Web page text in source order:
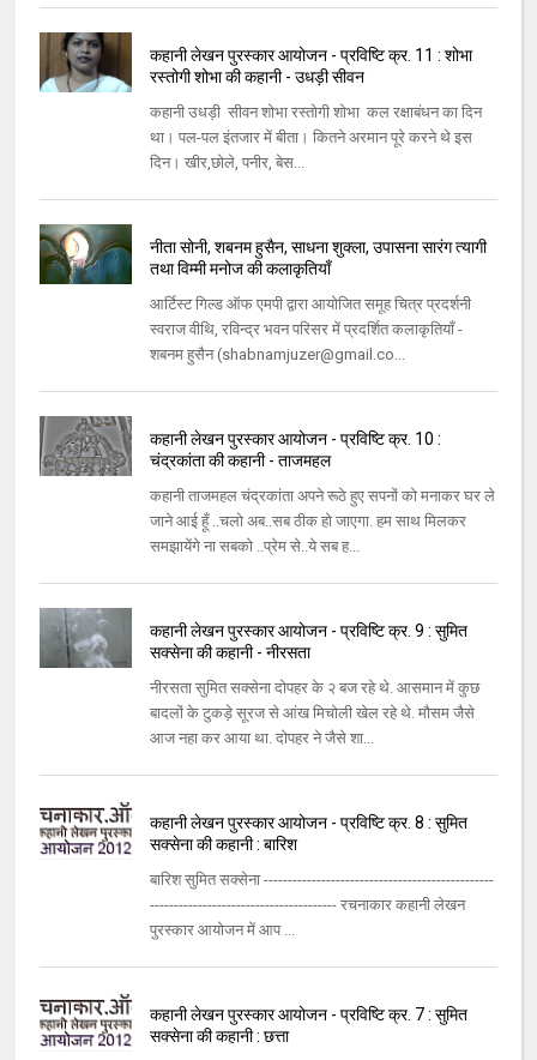
कहानी लेखन पुरस्कार आयोजन - प्रविष्टि क्र. 11 : शोभा
रस्तोगी शोभा की कहानी - उधड़ी सीवन
कहानी उधड़ी सीवन शोभा रस्तोगी शोभा कल रक्षाबंधन का दिन
था। पल-पल इंतजार में बीता। कितने अरमान पूरे करने थे इस
दिन। खीर,छोले, पनीर, बेस...
नीता सोनी, शबनम हुसैन, साधना शुक्ला, उपासना सारंग त्यागी
तथा विम्मी मनोज की कलाकृतियाँ
आर्टिस्ट गिल्ड ऑफ एमपी द्वारा आयोजित समूह चित्र प्रदर्शनी
स्वराज वीथि, रविन्द्र भवन परिसर में प्रदर्शित कलाकृतियाँ -
शबनम हुसैन (shabnamjuzer@gmail.co...
कहानी लेखन पुरस्कार आयोजन - प्रविष्टि क्र. 10 :
चंद्रकांता की कहानी - ताजमहल
कहानी ताजमहल चंद्रकांता अपने रूठे हुए सपनों को मनाकर घर ले
जाने आई हूँ ..चलो अब..सब ठीक हो जाएगा. हम साथ मिलकर
समझायेंगे ना सबको ..प्रेम से..ये सब ह...
कहानी लेखन पुरस्कार आयोजन - प्रविष्टि क्र. 9 : सुमित
सक्सेना की कहानी - नीरसता
नीरसता सुमित सक्सेना दोपहर के २ बज रहे थे. आसमान में कुछ
बादलों के टुकड़े सूरज से आंख मिचोली खेल रहे थे. मौसम जैसे
आज नहा कर आया था. दोपहर ने जैसे शा...
कहानी लेखन पुरस्कार आयोजन - प्रविष्टि क्र. 8 : सुमित
सक्सेना की कहानी : बारिश
बारिश सुमित सक्सेना ------------------------------------------------
--------------------------------------- रचनाकार कहानी लेखन
पुरस्कार आयोजन में आप ...
कहानी लेखन पुरस्कार आयोजन - प्रविष्टि क्र. 7 : सुमित
सक्सेना की कहानी : छत्ता